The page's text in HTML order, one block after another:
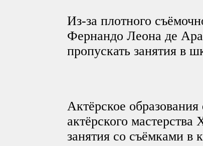
Из-за плотного
Фернандо Леона де
пропускать занятия в
Актёрское
актёрского
занятия со съёмками в